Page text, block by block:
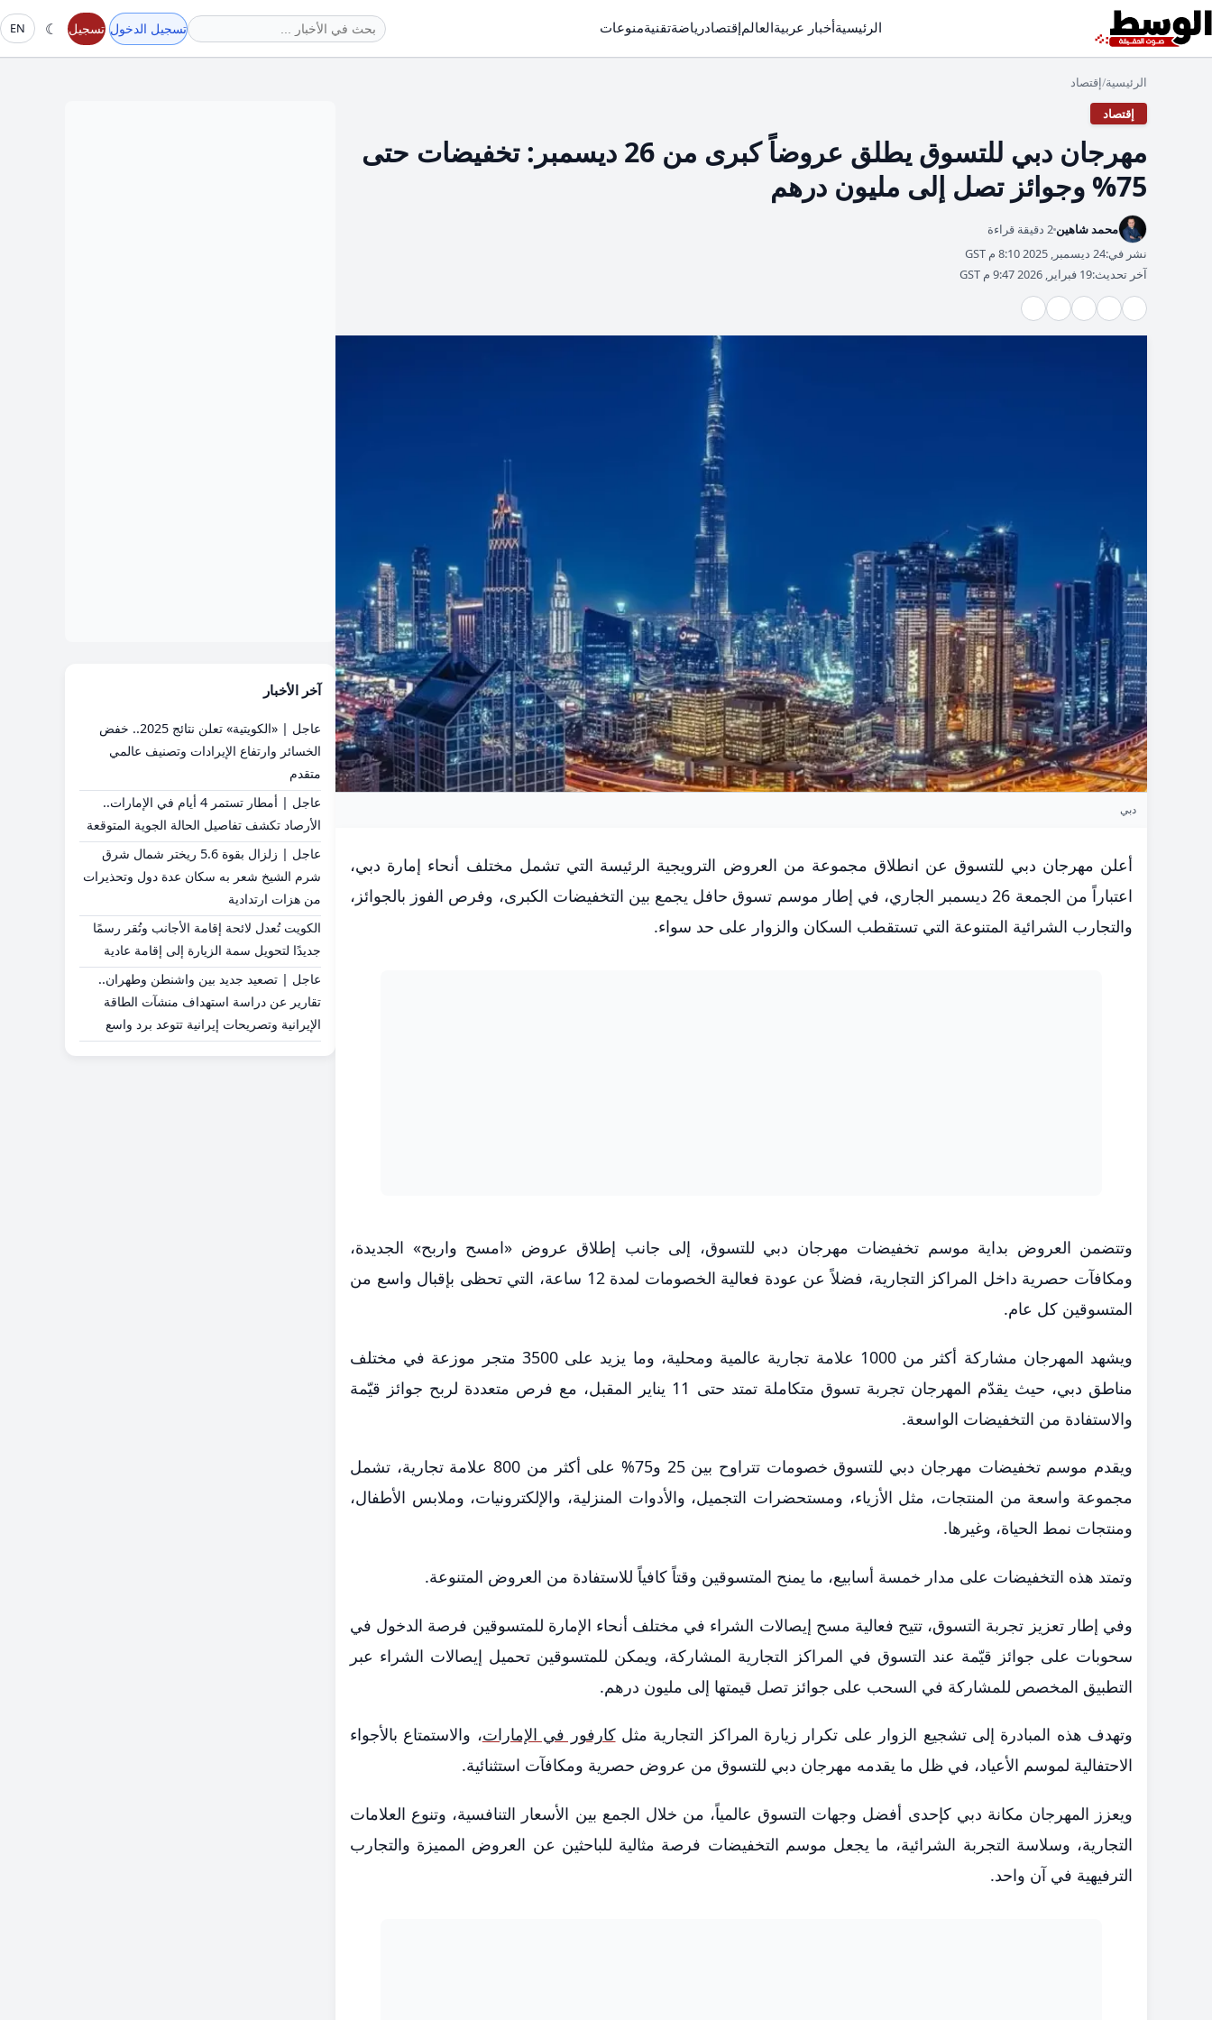
الرئيسيةأخبار عربيةالعالمإقتصادرياضةتقنيةمنوعات تسجيل الدخول تسجيل ☾
EN
الرئيسية/إقتصاد
إقتصاد
مهرجان دبي للتسوق يطلق عروضاً كبرى من 26 ديسمبر: تخفيضات حتى
75% وجوائز تصل إلى مليون درهم
محمد شاهين 2 دقيقة قراءة
نشر في:24 ديسمبر, 2025 8:10 م GST
آخر تحديث:19 فبراير, 2026 9:47 م GST
دبي
أعلن مهرجان دبي للتسوق عن انطلاق مجموعة من العروض الترويجية الرئيسة التي تشمل مختلف أنحاء إمارة دبي،
اعتباراً من الجمعة 26 ديسمبر الجاري، في إطار موسم تسوق حافل يجمع بين التخفيضات الكبرى، وفرص الفوز بالجوائز،
والتجارب الشرائية المتنوعة التي تستقطب السكان والزوار على حد سواء.
وتتضمن العروض بداية موسم تخفيضات مهرجان دبي للتسوق، إلى جانب إطلاق عروض «امسح واربح» الجديدة،
ومكافآت حصرية داخل المراكز التجارية، فضلاً عن عودة فعالية الخصومات لمدة 12 ساعة، التي تحظى بإقبال واسع من
المتسوقين كل عام.
ويشهد المهرجان مشاركة أكثر من 1000 علامة تجارية عالمية ومحلية، وما يزيد على 3500 متجر موزعة في مختلف
مناطق دبي، حيث يقدّم المهرجان تجربة تسوق متكاملة تمتد حتى 11 يناير المقبل، مع فرص متعددة لربح جوائز قيّمة
والاستفادة من التخفيضات الواسعة.
ويقدم موسم تخفيضات مهرجان دبي للتسوق خصومات تتراوح بين 25 و75% على أكثر من 800 علامة تجارية، تشمل
مجموعة واسعة من المنتجات، مثل الأزياء، ومستحضرات التجميل، والأدوات المنزلية، والإلكترونيات، وملابس الأطفال،
ومنتجات نمط الحياة، وغيرها.
وتمتد هذه التخفيضات على مدار خمسة أسابيع، ما يمنح المتسوقين وقتاً كافياً للاستفادة من العروض المتنوعة.
وفي إطار تعزيز تجربة التسوق، تتيح فعالية مسح إيصالات الشراء في مختلف أنحاء الإمارة للمتسوقين فرصة الدخول في
سحوبات على جوائز قيّمة عند التسوق في المراكز التجارية المشاركة، ويمكن للمتسوقين تحميل إيصالات الشراء عبر
التطبيق المخصص للمشاركة في السحب على جوائز تصل قيمتها إلى مليون درهم.
وتهدف هذه المبادرة إلى تشجيع الزوار على تكرار زيارة المراكز التجارية مثلكارفور في الإمارات، والاستمتاع بالأجواء
الاحتفالية لموسم الأعياد، في ظل ما يقدمه مهرجان دبي للتسوق من عروض حصرية ومكافآت استثنائية.
ويعزز المهرجان مكانة دبي كإحدى أفضل وجهات التسوق عالمياً، من خلال الجمع بين الأسعار التنافسية، وتنوع العلامات
التجارية، وسلاسة التجربة الشرائية، ما يجعل موسم التخفيضات فرصة مثالية للباحثين عن العروض المميزة والتجارب
الترفيهية في آن واحد.
آخر الأخبار
عاجل | «الكويتية» تعلن نتائج 2025.. خفض
الخسائر وارتفاع الإيرادات وتصنيف عالمي
متقدم
عاجل | أمطار تستمر 4 أيام في الإمارات..
الأرصاد تكشف تفاصيل الحالة الجوية المتوقعة
عاجل | زلزال بقوة 5.6 ريختر شمال شرق
شرم الشيخ شعر به سكان عدة دول وتحذيرات
من هزات ارتدادية
الكويت تُعدل لائحة إقامة الأجانب وتُقر رسمًا
جديدًا لتحويل سمة الزيارة إلى إقامة عادية
عاجل | تصعيد جديد بين واشنطن وطهران..
تقارير عن دراسة استهداف منشآت الطاقة
الإيرانية وتصريحات إيرانية تتوعد برد واسع